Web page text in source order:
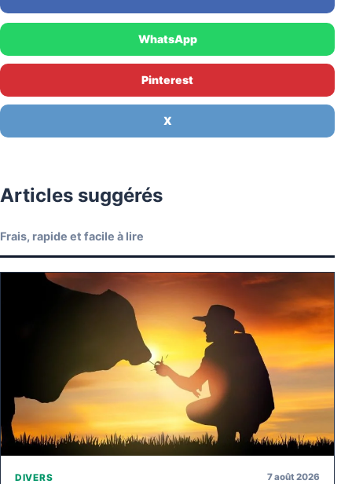
WhatsApp
Pinterest
X
Articles suggérés
Frais, rapide et facile à lire
DIVERS 7 août 2026